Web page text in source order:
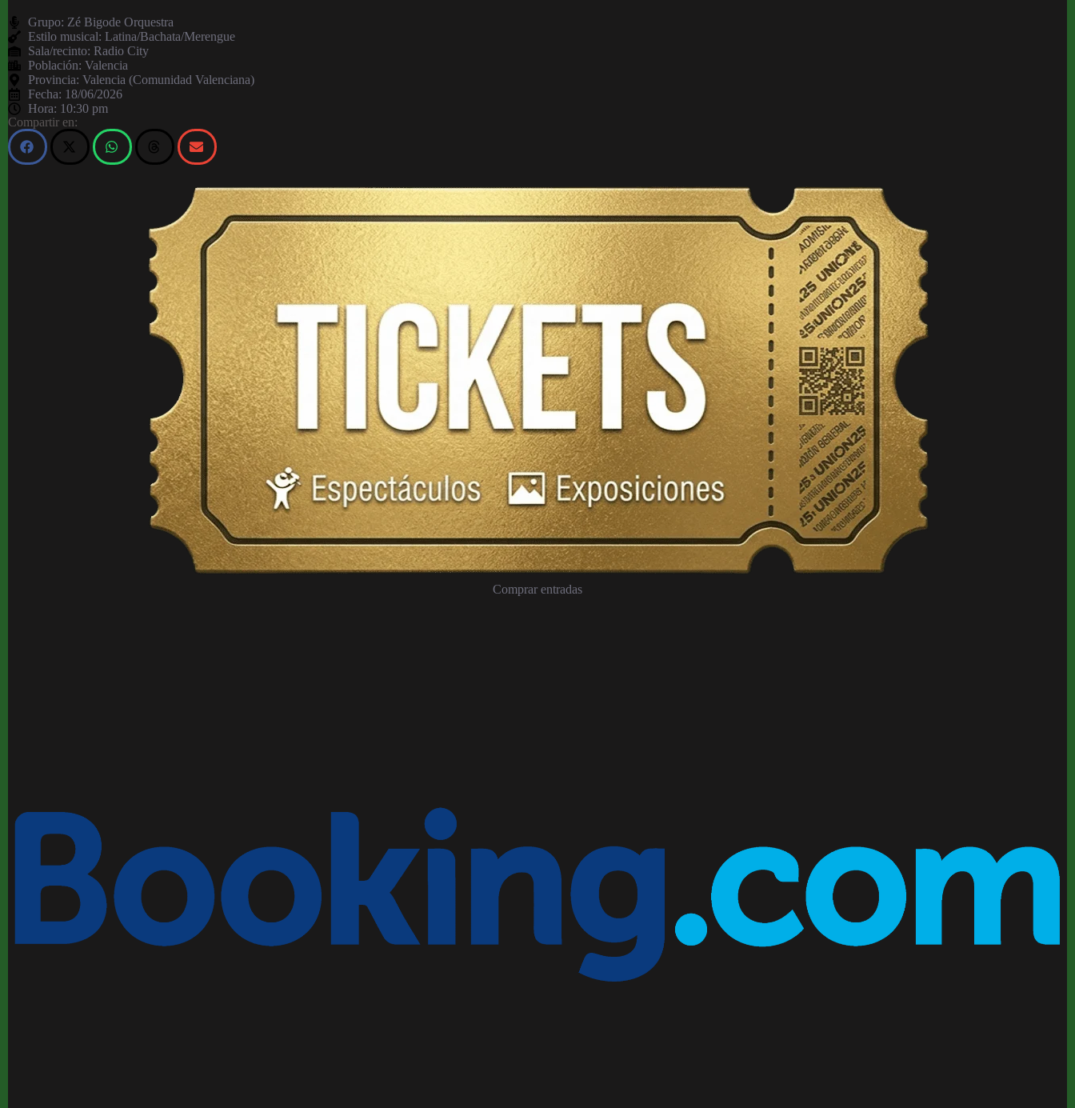
Grupo: Zé Bigode Orquestra
Estilo musical: Latina/Bachata/Merengue
Sala/recinto: Radio City
Población: Valencia
Provincia: Valencia (Comunidad Valenciana)
Fecha: 18/06/2026
Hora: 10:30 pm
Compartir en:
Comprar entradas